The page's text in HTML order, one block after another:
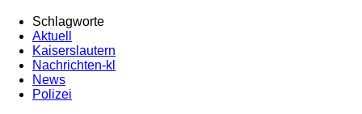
Schlagworte
Aktuell
Kaiserslautern
Nachrichten-kl
News
Polizei